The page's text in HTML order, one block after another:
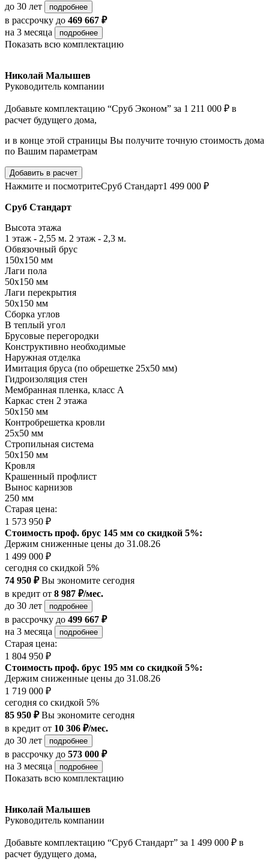
до 30 лет
подробнее
в рассрочку до 469 667 ₽
на 3 месяца
подробнее
Показать всю комплектацию
Николай Малышев
Руководитель компании
Добавьте комплектацию “Сруб Эконом” за 1 211 000 ₽ в
расчет будущего дома,
и в конце этой страницы Вы получите точную стоимость дома
по Вашим параметрам
Добавить в расчет
Нажмите и посмотритеСруб Стандарт1 499 000 ₽
Сруб Стандарт
Высота этажа
1 этаж - 2,55 м. 2 этаж - 2,3 м.
Обвязочный брус
150х150 мм
Лаги пола
50х150 мм
Лаги перекрытия
50х150 мм
Сборка углов
В теплый угол
Брусовые перегородки
Конструктивно необходимые
Наружная отделка
Имитация бруса (по обрешетке 25х50 мм)
Гидроизоляция стен
Мембранная пленка, класс А
Каркас стен 2 этажа
50х150 мм
Контробрешетка кровли
25х50 мм
Стропильная система
50х150 мм
Кровля
Крашенный профлист
Вынос карнизов
250 мм
Старая цена:
1 573 950 ₽
Стоимость проф. брус 145 мм со скидкой 5%:
Держим сниженные цены до 31.08.26
1 499 000 ₽
сегодня со скидкой 5%
74 950 ₽Вы экономите сегодня
в кредит от 8 987 ₽/мес.
до 30 лет
подробнее
в рассрочку до 499 667 ₽
на 3 месяца
подробнее
Старая цена:
1 804 950 ₽
Стоимость проф. брус 195 мм со скидкой 5%:
Держим сниженные цены до 31.08.26
1 719 000 ₽
сегодня со скидкой 5%
85 950 ₽Вы экономите сегодня
в кредит от 10 306 ₽/мес.
до 30 лет
подробнее
в рассрочку до 573 000 ₽
на 3 месяца
подробнее
Показать всю комплектацию
Николай Малышев
Руководитель компании
Добавьте комплектацию “Сруб Стандарт” за 1 499 000 ₽ в
расчет будущего дома,